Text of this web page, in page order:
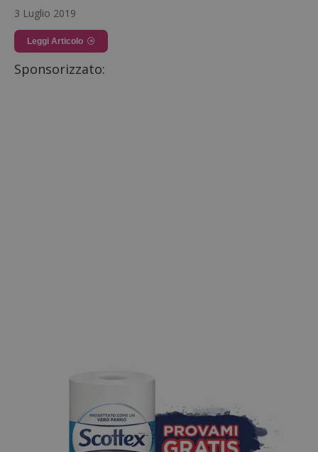
3 Luglio 2019
Leggi Articolo
Sponsorizzato: